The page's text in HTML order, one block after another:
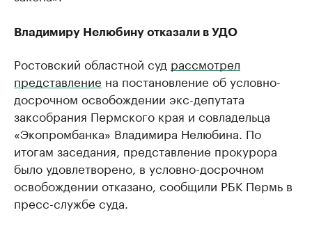
Владимиру Нелюбину отказали в УДО
Ростовский областной суд рассмотрел
представление на постановление об условно-
досрочном освобождении экс-депутата
заксобрания Пермского края и совладельца
«Экопромбанка» Владимира Нелюбина. По
итогам заседания, представление прокурора
было удовлетворено, в условно-досрочном
освобождении отказано, сообщили РБК Пермь в
пресс-службе суда.